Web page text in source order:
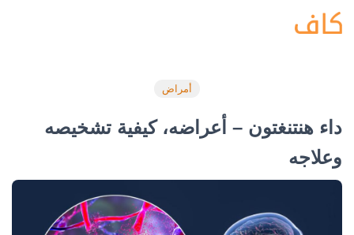
أمراض
داء هنتنغتون – أعراضه، كيفية تشخيصه
وعلاجه